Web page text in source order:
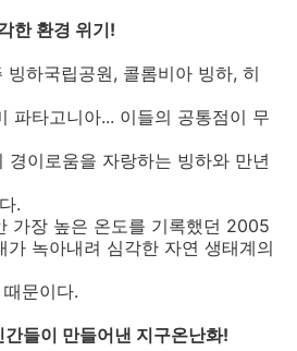
한 환경 위기!
빙하국립공원, 콜롬비아 빙하, 히
파타고니아... 이들의 공통점이 무
경이로움을 자랑하는 빙하와 만년
.
가장 높은 온도를 기록했던 2005
가 녹아내려 심각한 자연 생태계의
문이다.
들이 만들어낸 지구온난화!